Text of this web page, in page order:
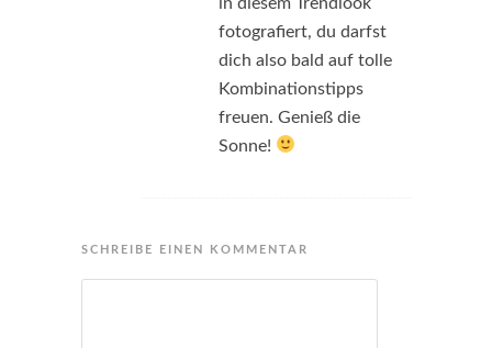
fotografiert, du darfst
dich also bald auf tolle
Kombinationstipps
freuen. Genieß die
Sonne!
SCHREIBE EINEN KOMMENTAR